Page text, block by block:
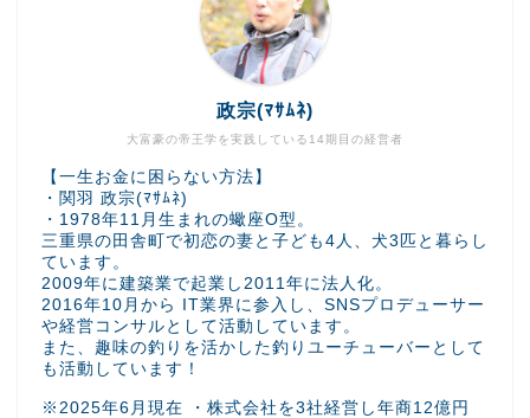
大富豪の帝王学を実践している14期目の経営者
政宗(ﾏｻﾑﾈ)
【一生お金に困らない方法】
・関羽 政宗(ﾏｻﾑﾈ)
・1978年11月生まれの蠍座O型。
三重県の田舎町で初恋の妻と子ども4人、犬3匹と暮らし
ています。
2009年に建築業で起業し2011年に法人化。
2016年10月から IT業界に参入し、SNSプロデューサー
や経営コンサルとして活動しています。
また、趣味の釣りを活かした釣りユーチューバーとして
も活動しています！
※2025年6月現在 ・株式会社を3社経営し年商12億円